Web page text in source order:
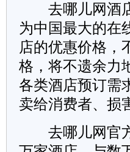
去哪儿网酒店
为中国最大的在
店的优惠价格，
格，将不遗余力
各类酒店预订需
卖给消费者、损
去哪儿网官方